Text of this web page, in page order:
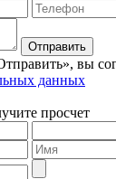
Отправить
вы
данных
просчет